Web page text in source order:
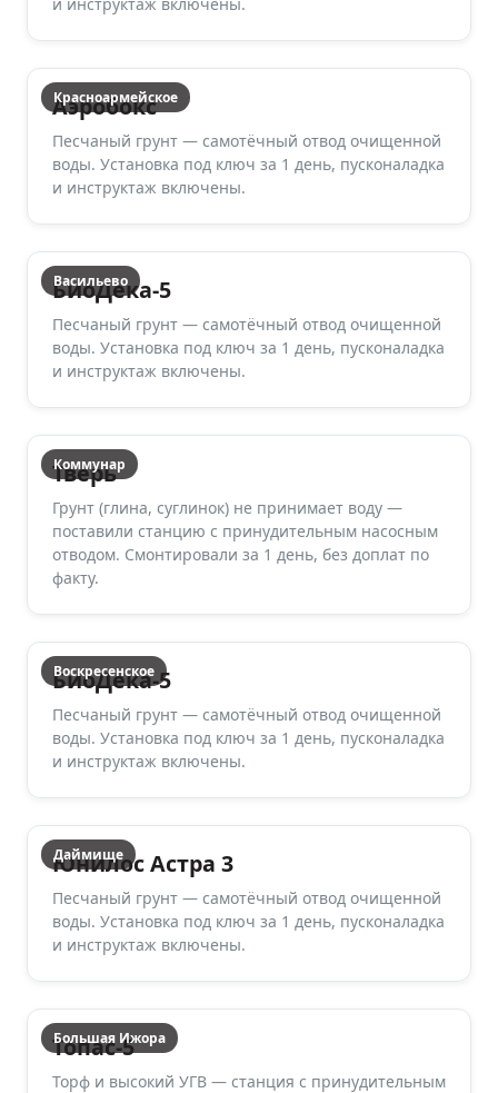
Красноармейское
Аэробокс
Песчаный грунт — самотёчный отвод очищенной
воды. Установка под ключ за 1 день, пусконаладка
и инструктаж включены.
Васильево
БиоДека-5
Песчаный грунт — самотёчный отвод очищенной
воды. Установка под ключ за 1 день, пусконаладка
и инструктаж включены.
Коммунар
Тверь
Грунт (глина, суглинок) не принимает воду —
поставили станцию с принудительным насосным
отводом. Смонтировали за 1 день, без доплат по
факту.
Воскресенское
БиоДека-5
Песчаный грунт — самотёчный отвод очищенной
воды. Установка под ключ за 1 день, пусконаладка
и инструктаж включены.
Даймище
Юнилос Астра 3
Песчаный грунт — самотёчный отвод очищенной
воды. Установка под ключ за 1 день, пусконаладка
и инструктаж включены.
Большая Ижора
Топас-5
Торф и высокий УГВ — станция с принудительным